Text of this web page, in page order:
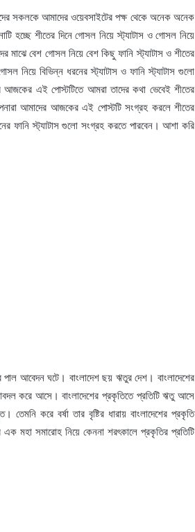
সকলকে আমাদের ওয়েবসাইটের পক্ষ থেকে অনেক অনেক
শীতের দিনে গোসল নিয়ে স্ট্যাটাস ও গোসল নিয়ে
বেশ গোসল নিয়ে বেশ কিছু ফানি স্ট্যাটাস ও শীতের
নিয়ে বিভিন্ন ধরনের স্ট্যাটাস ও ফানি স্ট্যাটাস গুলো
এই পোস্টটিতে আমরা তাদের কথা ভেবেই শীতের
আমাদের আজকের এই পোস্টটি সংগ্রহ করলে শীতের
ফানি স্ট্যাটাস গুলো সংগ্রহ করতে পারবেন। আশা করি
আবেদন ঘটে। বাংলাদেশ ছয় ঋতুর দেশ। বাংলাদেশের
করে আসে। বাংলাদেশের প্রকৃতিতে প্রতিটি ঋতু আসে
করে বর্ষা তার বৃষ্টির ধারায় বাংলাদেশের প্রকৃতি
মহা সমারোহ নিয়ে কেননা শরৎকালে প্রকৃতির প্রতিটি